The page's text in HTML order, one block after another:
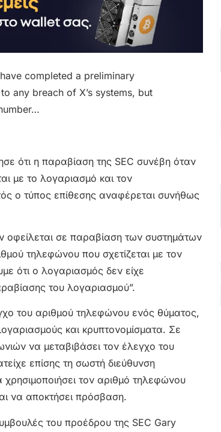
completed a preliminary
any breach of X’s systems, but
ότι η παραβίαση της SEC συνέβη όταν
με το λογαριασμό και τον
ο τύπος επίθεσης αναφέρεται συνήθως
σε παραβίαση των συστημάτων
τηλεφώνου που σχετίζεται με τον
ότι ο λογαριασμός δεν είχε
του λογαριασμού”.
του αριθμού τηλεφώνου ενός θύματος,
και κρυπτονομίσματα. Σε
να μεταβιβάσει τον έλεγχο του
επίσης τη σωστή διεύθυνση
τον αριθμό τηλεφώνου
να αποκτήσει πρόσβαση.
του προέδρου της SEC Gary